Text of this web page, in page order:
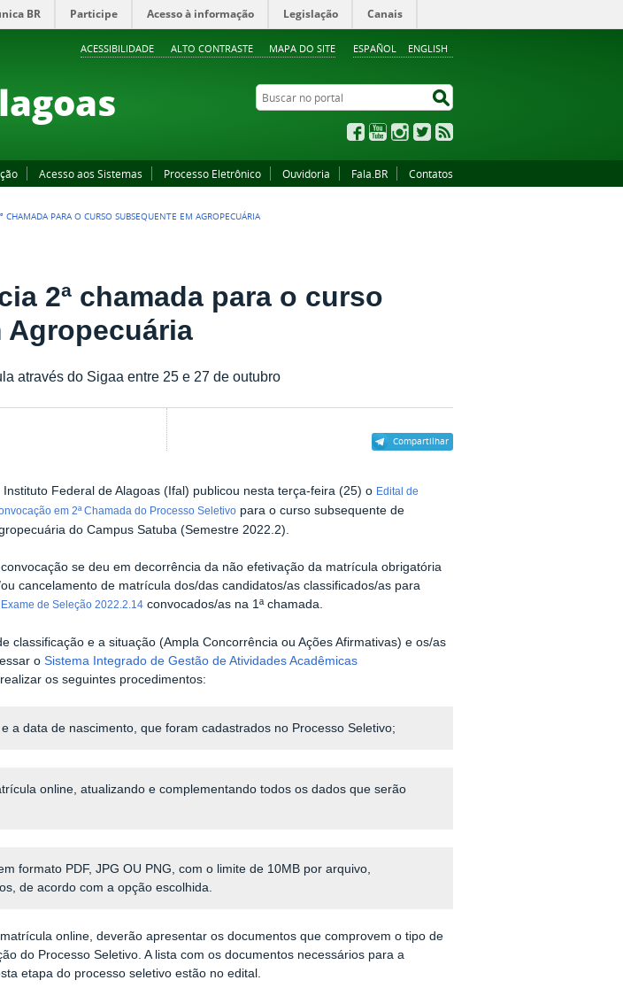
ESPAÑOL ENGLISH
ACESSIBILIDADE ALTO CONTRASTE MAPA DO SITE
BR Participe Acesso à informação Legislação Canais
Buscar no portal
FacebookYouTubeInstagram
Twitter
Acesso aos Sistemas Processo Eletrônico Ouvidoria Fala.BR Contatos
CHAMADA PARA O CURSO SUBSEQUENTE EM AGROPECUÁRIA
2ª chamada para o curso
Agropecuária
através do Sigaa entre 25 e 27 de outubro
Compartilhar
Instituto Federal de Alagoas (Ifal) publicou nesta terça-feira (25) o Edital de
em 2ª Chamada do Processo Seletivopara o curso subsequente de
do Campus Satuba (Semestre 2022.2).
convocação se deu em decorrência da não efetivação da matrícula obrigatória
cancelamento de matrícula dos/das candidatos/as classificados/as para
Exame de Seleção 2022.2.14convocados/as na 1ª chamada.
classificação e a situação (Ampla Concorrência ou Ações Afirmativas) e os/as
oSistema Integrado de Gestão de Atividades Acadêmicas
os seguintes procedimentos:
a data de nascimento, que foram cadastrados no Processo Seletivo;
online, atualizando e complementando todos os dados que serão
formato PDF, JPG OU PNG, com o limite de 10MB por arquivo,
de acordo com a opção escolhida.
online, deverão apresentar os documentos que comprovem o tipo de
do Processo Seletivo. A lista com os documentos necessários para a
etapa do processo seletivo estão no edital.